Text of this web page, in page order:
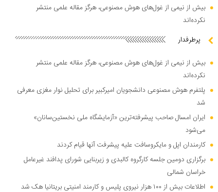
بیش از نیمی از غول‌های هوش مصنوعی، هرگز مقاله علمی منتشر
نکرده‌اند
پرطرفدار
بیش از نیمی از غول‌های هوش مصنوعی، هرگز مقاله علمی منتشر
نکرده‌اند
پلتفرم هوش مصنوعی دانشجویان امیرکبیر برای تحلیل نوار مغزی معرفی
شد
ایران امسال صاحب پیشرفته‌ترین «آزمایشگاه ملی نخستین‌سانان»
می‌شود
کارمندان اپل و مایکروسافت علیه پیشرفت آنها قیام کردند
برگزاری دومین جلسه کارگروه کالبدی و زیربنایی شورای پدافند غیرعامل
خراسان شمالی
اطلاعات بیش از ۱۰۰ هزار نیروی پلیس و کارمند امنیتی بریتانیا هک شد